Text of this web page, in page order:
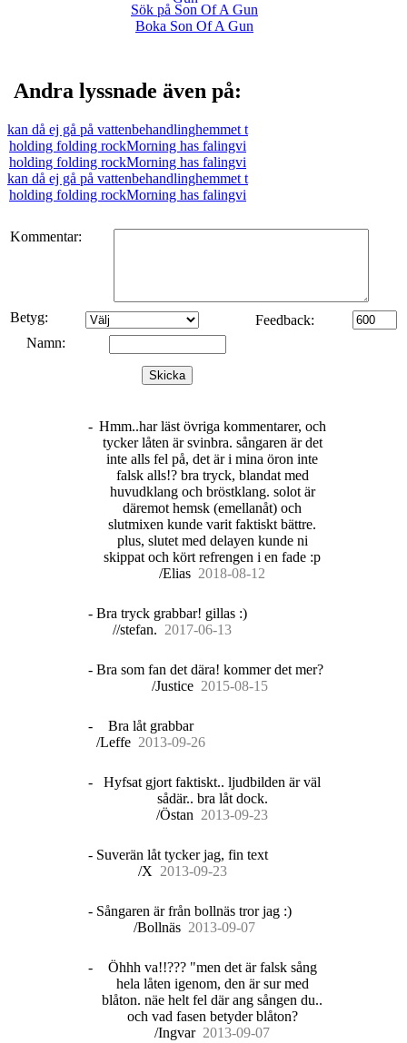
Sök på Son Of A Gun
Boka Son Of A Gun
Andra lyssnade även på:
kan då ej gå på vattenbehandlinghemmet t
holding folding rockMorning has falingvi
holding folding rockMorning has falingvi
kan då ej gå på vattenbehandlinghemmet t
holding folding rockMorning has falingvi
Kommentar:
Betyg:
Feedback:
Namn:
Skicka
- Hmm..har läst övriga kommentarer, och
tycker låten är svinbra. sångaren är det
inte alls fel på, det är i mina öron inte
falsk alls!? bra tryck, blandat med
huvudklang och bröstklang. solot är
däremot hemsk (emellanåt) och
slutmixen kunde varit faktiskt bättre.
plus, slutet med delayen kunde ni
skippat och kört refrengen i en fade :p
/Elias 2018-08-12
- Bra tryck grabbar! gillas :)
//stefan. 2017-06-13
- Bra som fan det dära! kommer det mer?
/Justice 2015-08-15
-
Bra låt grabbar
/Leffe 2013-09-26
-
Hyfsat gjort faktiskt.. ljudbilden är väl
sådär.. bra låt dock.
/Östan 2013-09-23
- Suverän låt tycker jag, fin text
/X 2013-09-23
- Sångaren är från bollnäs tror jag :)
/Bollnäs 2013-09-07
-
Öhhh va!!??? "men det är falsk sång
hela låten igenom, den är sur med
blåton. näe helt fel där ang sången du..
och vad fasen betyder blåton?
/Ingvar 2013-09-07